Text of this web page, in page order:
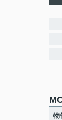
物